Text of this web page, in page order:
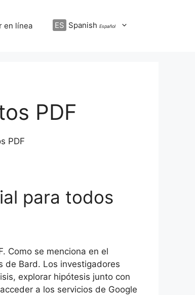
en línea ES Spanish Español
PDF
PDF
para todos
Como se menciona en el
de Bard. Los investigadores
explorar hipótesis junto con
a los servicios de Google